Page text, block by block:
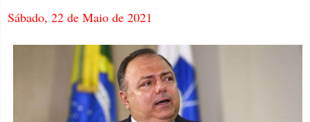
Sábado, 22 de Maio de 2021